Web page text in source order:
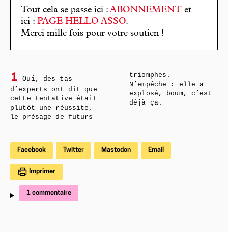
Tout cela se passe ici : ABONNEMENT et
ici : PAGE HELLO ASSO.
Merci mille fois pour votre soutien !
1
Oui, des tas
d’experts ont dit que
cette tentative était
plutôt une réussite,
le présage de futurs
triomphes.
N’empêche : elle a
explosé, boum, c’est
déjà ça.
Facebook Twitter Mastodon Email
Imprimer
1 commentaire